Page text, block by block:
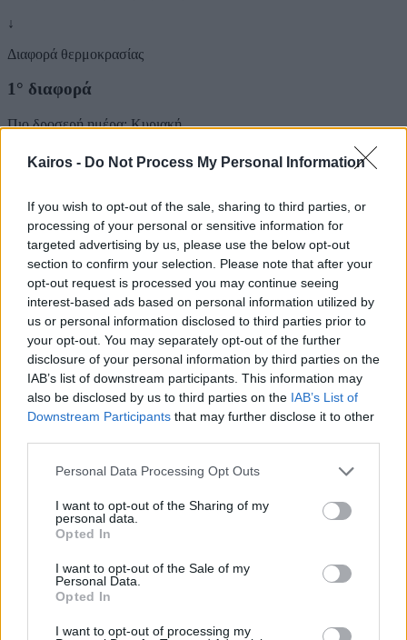
Kairos - Do Not Process My Personal Information
If you wish to opt-out of the sale, sharing to third parties, or
processing of your personal or sensitive information for
targeted advertising by us, please use the below opt-out
section to confirm your selection. Please note that after your
opt-out request is processed you may continue seeing
interest-based ads based on personal information utilized by
us or personal information disclosed to third parties prior to
your opt-out. You may separately opt-out of the further
disclosure of your personal information by third parties on the
IAB’s list of downstream participants. This information may
also be disclosed by us to third parties on the IAB’s List of
Downstream Participants that may further disclose it to other
Please note that this website/app uses one or more Google
not limited to your visit or usage behaviour. You may click to
grant or deny consent to Google and its third-party tags to
use your data for below specified purposes in below Google
consent section.
Personal Data Processing Opt Outs
I want to opt-out of the Sharing of my
personal data.
Opted In
I want to opt-out of the Sale of my
Personal Data.
Opted In
I want to opt-out of processing my
↓
Διαφορά θερμοκρασίας
1° διαφορά
Πιο δροσερή ημέρα: Κυριακή
Σάββατο και Κυριακή
2 ημέρες
15/08
/ 28° Καθαρός καιρός
4 bf ΒΒΑ
16/08
/ 27° Καθαρός καιρός
3 bf ΑΒΑ